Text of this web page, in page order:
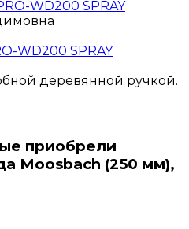
WD200 SPRAY
деревянной ручкой.
приобрели
Moosbach (250 мм),